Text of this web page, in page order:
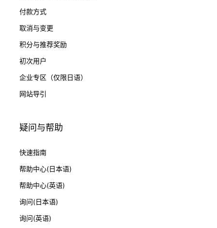
付款方式
取消与变更
积分与推荐奖励
初次用户
企业专区（仅限日语）
网站导引
疑问与帮助
快速指南
帮助中心(日本语)
帮助中心(英语)
询问(日本语)
询问(英语)